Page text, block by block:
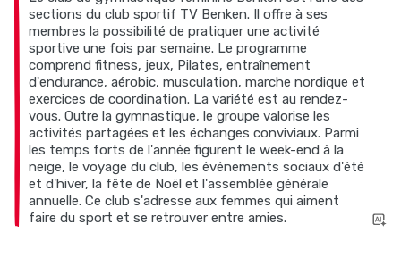
sections du club sportif TV Benken. Il offre à ses
membres la possibilité de pratiquer une activité
sportive une fois par semaine. Le programme
comprend fitness, jeux, Pilates, entraînement
d'endurance, aérobic, musculation, marche nordique et
exercices de coordination. La variété est au rendez-
vous. Outre la gymnastique, le groupe valorise les
activités partagées et les échanges conviviaux. Parmi
les temps forts de l'année figurent le week-end à la
neige, le voyage du club, les événements sociaux d'été
et d'hiver, la fête de Noël et l'assemblée générale
annuelle. Ce club s'adresse aux femmes qui aiment
faire du sport et se retrouver entre amies.